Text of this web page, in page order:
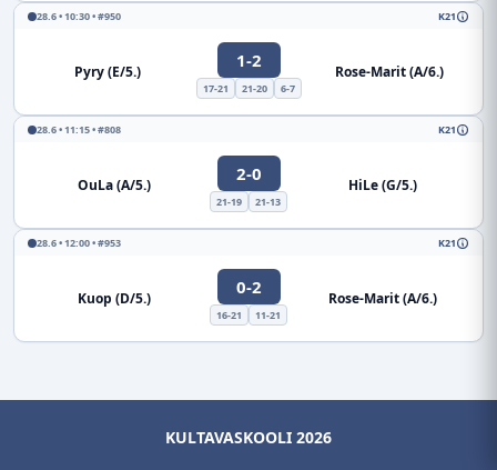
28.6 • 10:30 • #950 K21
Pyry (E/5.) 1-2
17-21 21-20 6-7
Rose-Marit (A/6.)
28.6 • 11:15 • #808 K21
OuLa (A/5.) 2-0
21-19 21-13
HiLe (G/5.)
28.6 • 12:00 • #953 K21
Kuop (D/5.) 0-2
16-21 11-21
Rose-Marit (A/6.)
KULTAVASKOOLI 2026